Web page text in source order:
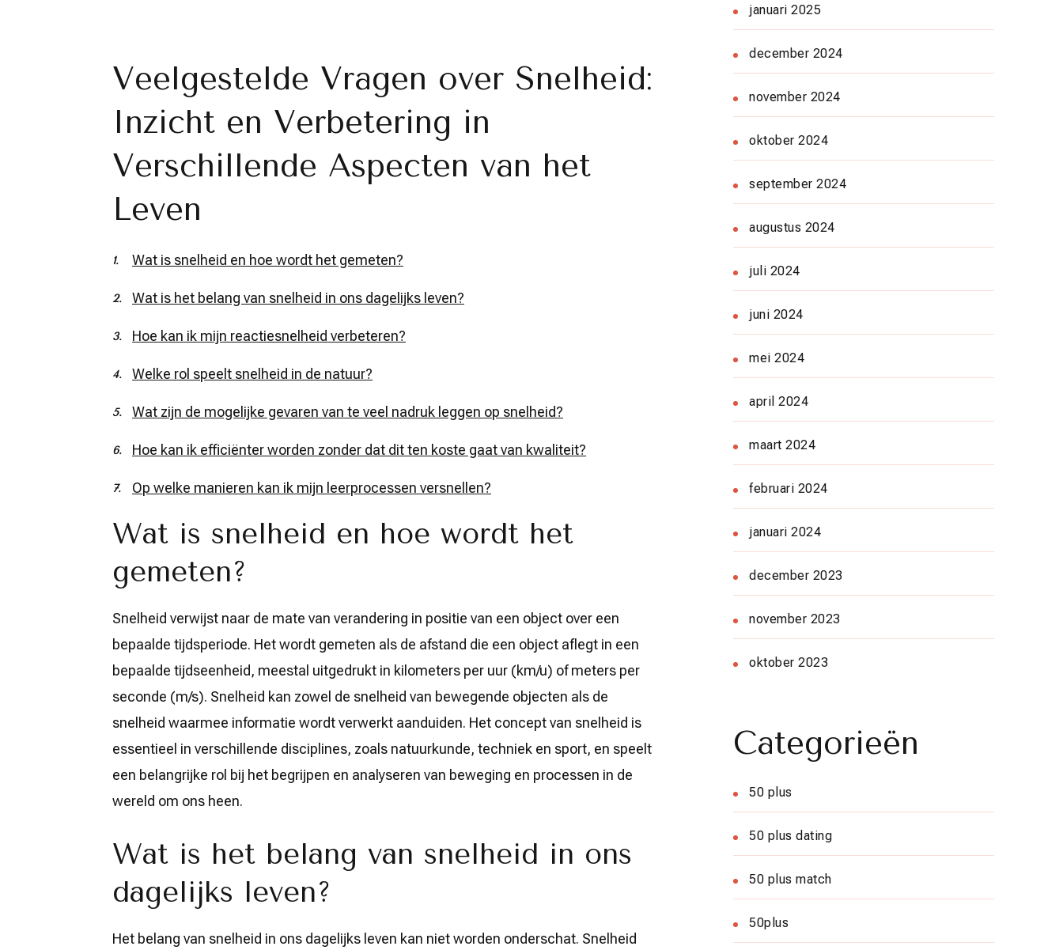
Veelgestelde Vragen over Snelheid:
Inzicht en Verbetering in
Verschillende Aspecten van het
Leven
Wat is snelheid en hoe wordt het gemeten?
Wat is het belang van snelheid in ons dagelijks leven?
Hoe kan ik mijn reactiesnelheid verbeteren?
Welke rol speelt snelheid in de natuur?
Wat zijn de mogelijke gevaren van te veel nadruk leggen op snelheid?
Hoe kan ik efficiënter worden zonder dat dit ten koste gaat van kwaliteit?
Op welke manieren kan ik mijn leerprocessen versnellen?
Wat is snelheid en hoe wordt het
gemeten?
Snelheid verwijst naar de mate van verandering in positie van een object over een
bepaalde tijdsperiode. Het wordt gemeten als de afstand die een object aflegt in een
bepaalde tijdseenheid, meestal uitgedrukt in kilometers per uur (km/u) of meters per
seconde (m/s). Snelheid kan zowel de snelheid van bewegende objecten als de
snelheid waarmee informatie wordt verwerkt aanduiden. Het concept van snelheid is
essentieel in verschillende disciplines, zoals natuurkunde, techniek en sport, en speelt
een belangrijke rol bij het begrijpen en analyseren van beweging en processen in de
wereld om ons heen.
Wat is het belang van snelheid in ons
dagelijks leven?
Het belang van snelheid in ons dagelijks leven kan niet worden onderschat. Snelheid
januari 2025
december 2024
november 2024
oktober 2024
september 2024
augustus 2024
juli 2024
juni 2024
mei 2024
april 2024
maart 2024
februari 2024
januari 2024
december 2023
november 2023
oktober 2023
Categorieën
50 plus
50 plus dating
50 plus match
50plus